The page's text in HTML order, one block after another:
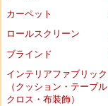
カーペット
ロールスクリーン
ブラインド
インテリアファブリック
（クッション・テーブル
クロス・布装飾）